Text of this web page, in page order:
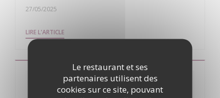
Le restaurant et ses
partenaires utilisent des
cookies sur ce site, pouvant
27/05/2025
LIRE L'ARTICLE((OUVRE UNE NOUVELLE FENÊTRE))